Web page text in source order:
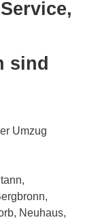
sind
Umzug
Neuhaus,